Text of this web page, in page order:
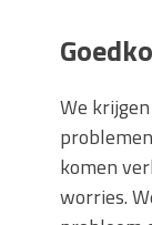
We
komen
worries.